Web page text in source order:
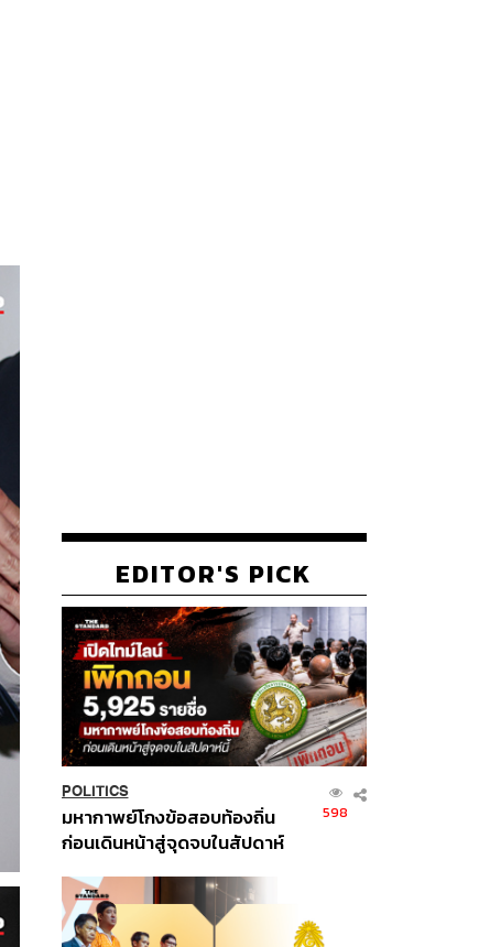
EDITOR'S PICK
POLITICS
มหากาพย์โกงข้อสอบท้องถิ่น
ก่อนเดินหน้าสู่จุดจบในสัปดาห์
598